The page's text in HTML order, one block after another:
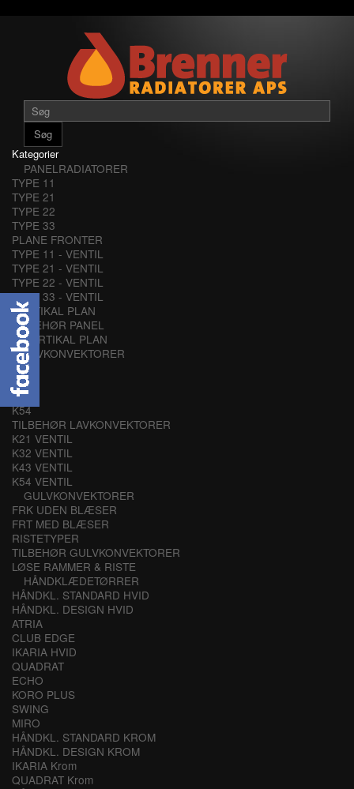
Søg
Kategorier
PANELRADIATORER
TYPE 11
TYPE 21
TYPE 22
TYPE 33
PLANE FRONTER
TYPE 11 - VENTIL
TYPE 21 - VENTIL
TYPE 22 - VENTIL
TYPE 33 - VENTIL
VERTIKAL PLAN
TILBEHØR PANEL
VERTIKAL PLAN
LAVKONVEKTORER
K21
K32
K43
K54
TILBEHØR LAVKONVEKTORER
K21 VENTIL
K32 VENTIL
K43 VENTIL
K54 VENTIL
GULVKONVEKTORER
FRK UDEN BLÆSER
FRT MED BLÆSER
RISTETYPER
TILBEHØR GULVKONVEKTORER
LØSE RAMMER & RISTE
HÅNDKLÆDETØRRER
HÅNDKL. STANDARD HVID
HÅNDKL. DESIGN HVID
ATRIA
CLUB EDGE
IKARIA HVID
QUADRAT
ECHO
KORO PLUS
SWING
MIRO
HÅNDKL. STANDARD KROM
HÅNDKL. DESIGN KROM
IKARIA Krom
QUADRAT Krom